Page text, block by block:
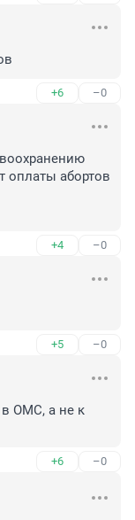
+6 –0
оплаты абортов
+4 –0
+5 –0
в ОМС, а не к
+6 –0